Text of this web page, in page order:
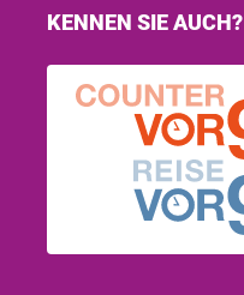
KENNEN SIE AUCH?